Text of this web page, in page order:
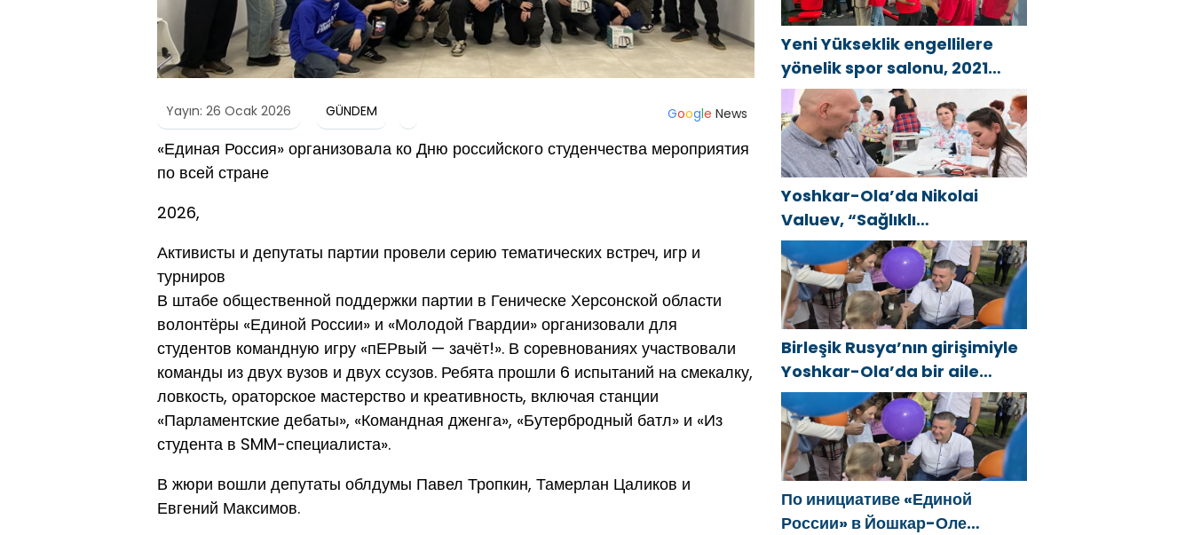
Yayın: 26 Ocak 2026 GÜNDEM Google News
«Единая Россия» организовала ко Дню российского студенчества мероприятия
по всей стране
2026,
Активисты и депутаты партии провели серию тематических встреч, игр и
турниров
В штабе общественной поддержки партии в Геническе Херсонской области
волонтёры «Единой России» и «Молодой Гвардии» организовали для
студентов командную игру «пЕРвый — зачёт!». В соревнованиях участвовали
команды из двух вузов и двух ссузов. Ребята прошли 6 испытаний на смекалку,
ловкость, ораторское мастерство и креативность, включая станции
«Парламентские дебаты», «Командная дженга», «Бутербродный батл» и «Из
студента в SMM-специалиста».
В жюри вошли депутаты облдумы Павел Тропкин, Тамерлан Цаликов и
Евгений Максимов.
Yeni Yükseklik engellilere
yönelik spor salonu, 2021
Birleşik Rusya Halk Programı
kapsamında Saratov’da
açıldı
Yoshkar-Ola’da Nikolai
Valuev, “Sağlıklı
Cumhuriyet” projesiyle
tanıştı
Birleşik Rusya’nın girişimiyle
Yoshkar-Ola’da bir aile
festivali düzenlendi
По инициативе «Единой
России» в Йошкар-Оле